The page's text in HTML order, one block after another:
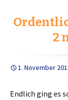
o
o
e
r
n
2
1. November
Endlich ging es